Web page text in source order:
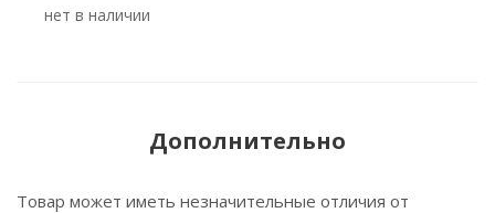
Нет в наличии
Дополнительно
Товар может иметь незначительные отличия от